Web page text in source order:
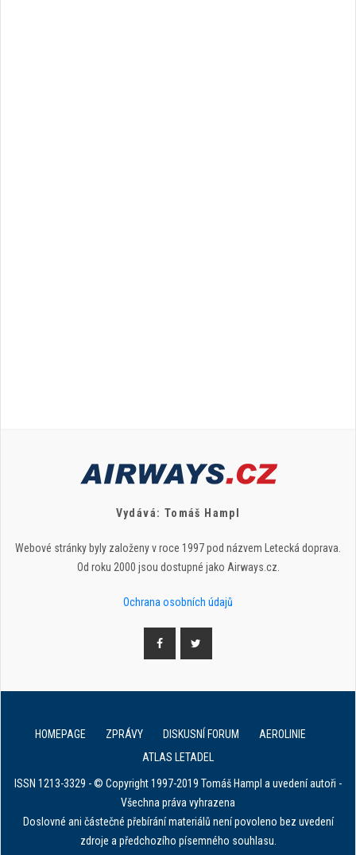
Vydává: Tomáš Hampl
Webové stránky byly založeny v roce 1997 pod názvem Letecká doprava.
Od roku 2000 jsou dostupné jako Airways.cz.
Ochrana osobních údajů
HOMEPAGE ZPRÁVY DISKUSNÍ FORUM
AEROLINIE
ATLAS LETADEL
ISSN 1213-3329 - © Copyright 1997-2019 Tomáš Hampl a uvedení autoři -
Všechna práva vyhrazena
Doslovné ani částečné přebírání materiálů není povoleno bez uvedení
zdroje a předchozího písemného souhlasu.